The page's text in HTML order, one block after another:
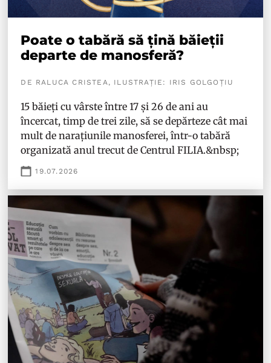
Poate o tabără să țină băieții
departe de manosferă?
DE RALUCA CRISTEA, ILUSTRAȚIE: IRIS GOLGOȚIU
15 băieți cu vârste între 17 și 26 de ani au
încercat, timp de trei zile, să se depărteze cât mai
mult de narațiunile manosferei, într-o tabără
organizată anul trecut de Centrul FILIA.&nbsp;
19.07.2026